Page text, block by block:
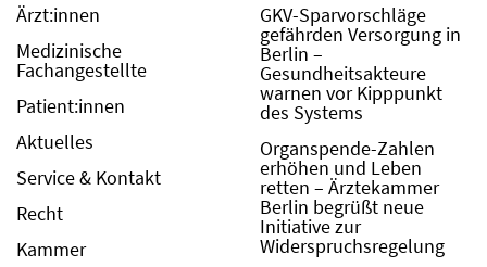
Ärzt:innen
Medizinische
Fachangestellte
Patient:innen
Aktuelles
Service & Kontakt
Recht
Kammer
GKV-Sparvorschläge
gefährden Versorgung in
Berlin –
Gesundheitsakteure
warnen vor Kipppunkt
des Systems
Organspende-Zahlen
erhöhen und Leben
retten – Ärztekammer
Berlin begrüßt neue
Initiative zur
Widerspruchsregelung